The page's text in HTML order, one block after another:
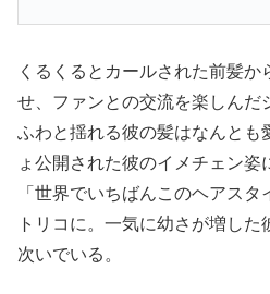
くるくるとカールされた前髪
せ、ファンとの交流を楽しんだ
ふわと揺れる彼の髪はなんとも
ょ公開された彼のイメチェン姿
「世界でいちばんこのヘアス
トリコに。一気に幼さが増し
次いでいる。